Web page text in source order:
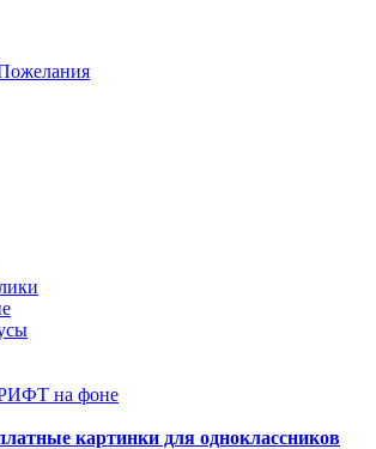
на фоне
картинки для одноклассников